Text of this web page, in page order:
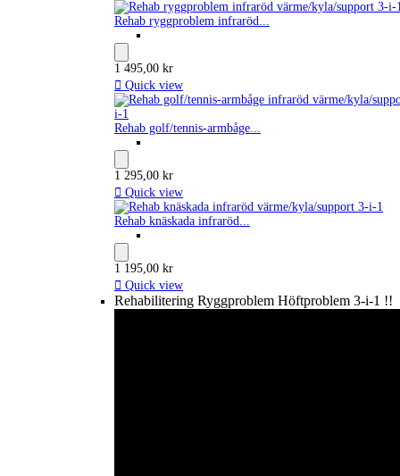
Rehab ryggproblem infraröd...
1 495,00 kr
 Quick view
Rehab golf/tennis-armbåge...
1 295,00 kr
 Quick view
Rehab knäskada infraröd...
1 195,00 kr
 Quick view
Rehabilitering Ryggproblem Höftproblem 3-i-1 !!